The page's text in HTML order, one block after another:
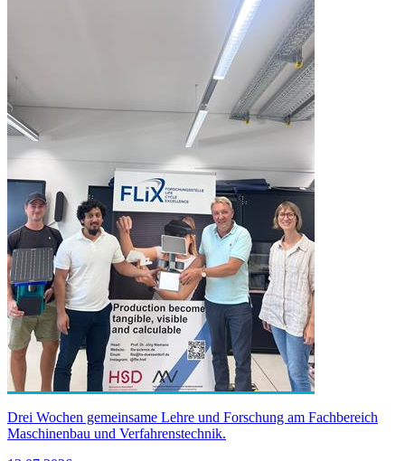
Drei Wochen gemeinsame Lehre und Forschung am Fachbereich
Maschinenbau und Verfahrenstechnik.